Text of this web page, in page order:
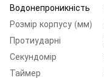
Водонепроникність
Розмір корпусу (мм)
Протиударні
Секундомір
Таймер